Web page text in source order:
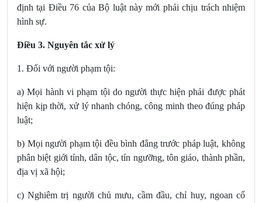
định tại Điều 76 của Bộ luật này mới phải chịu trách nhiệm
hình sự.
Điều 3. Nguyên tắc xử lý
1. Đối với người phạm tội:
a) Mọi hành vi phạm tội do người thực hiện phải được phát
hiện kịp thời, xử lý nhanh chóng, công minh theo đúng pháp
luật;
b) Mọi người phạm tội đều bình đẳng trước pháp luật, không
phân biệt giới tính, dân tộc, tín ngưỡng, tôn giáo, thành phần,
địa vị xã hội;
c) Nghiêm trị người chủ mưu, cầm đầu, chỉ huy, ngoan cố